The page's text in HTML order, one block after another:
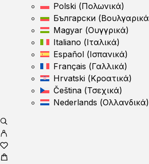
Polski (Πολωνικά)
Български (Βουλγαρικά
Magyar (Ουγγρικά)
Italiano (Ιταλικά)
Español (Ισπανικά)
Français (Γαλλικά)
Hrvatski (Κροατικά)
Čeština (Τσεχικά)
Nederlands (Ολλανδικά)